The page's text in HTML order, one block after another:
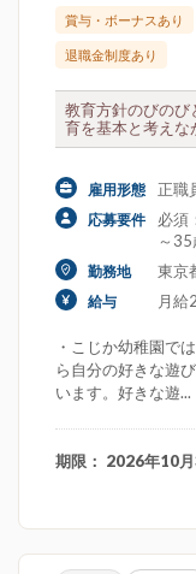
賞与・ボーナスあり
退職金制度あり
教育方針のびのび
育を基本と考えな
雇用形態 正職
応募要件
必須
～
勤務地 東京
給与 月
・こじか幼稚園で
ら自分の好きな遊
います。好きな遊...
期限： 2026年10